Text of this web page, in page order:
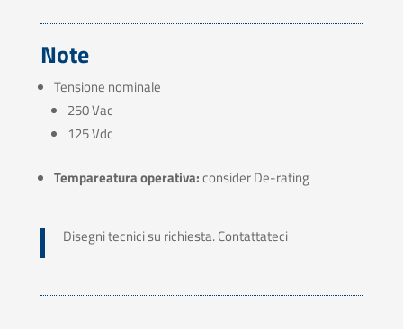
Note
Tensione nominale
250 Vac
125 Vdc
Tempareatura operativa:consider De-rating
Disegni tecnici su richiesta. Contattateci